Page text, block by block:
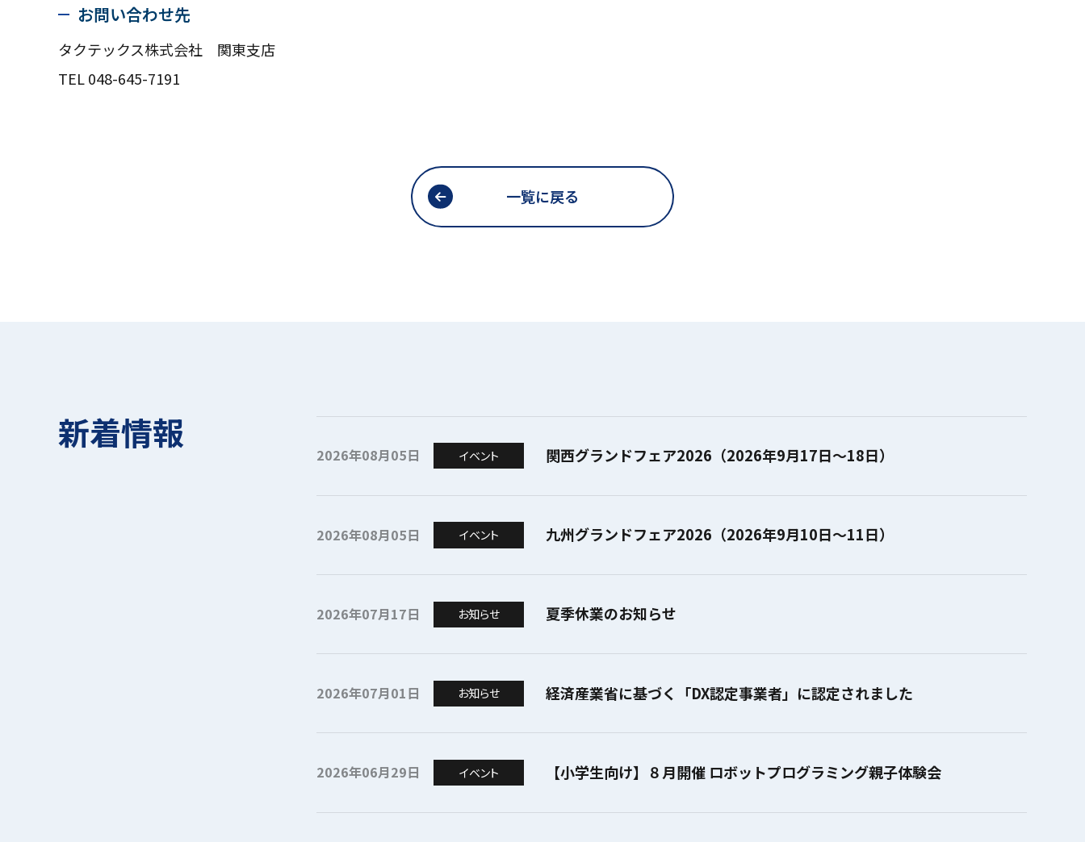
お問い合わせ先
タクテックス株式会社 関東支店
TEL 048-645-7191
一覧に戻る
新着情報
2026年08月05日 イベント 関西グランドフェア2026（2026年9月17日～18日）
2026年08月05日 イベント 九州グランドフェア2026（2026年9月10日～11日）
2026年07月17日 お知らせ 夏季休業のお知らせ
2026年07月01日 お知らせ 経済産業省に基づく「DX認定事業者」に認定されました
2026年06月29日 イベント 【小学生向け】８月開催 ロボットプログラミング親子体験会